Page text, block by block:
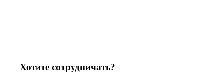
Хотите сотрудничать?